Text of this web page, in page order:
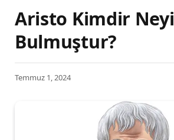
Aristo Kimdir Neyi
Bulmuştur?
Temmuz 1, 2024